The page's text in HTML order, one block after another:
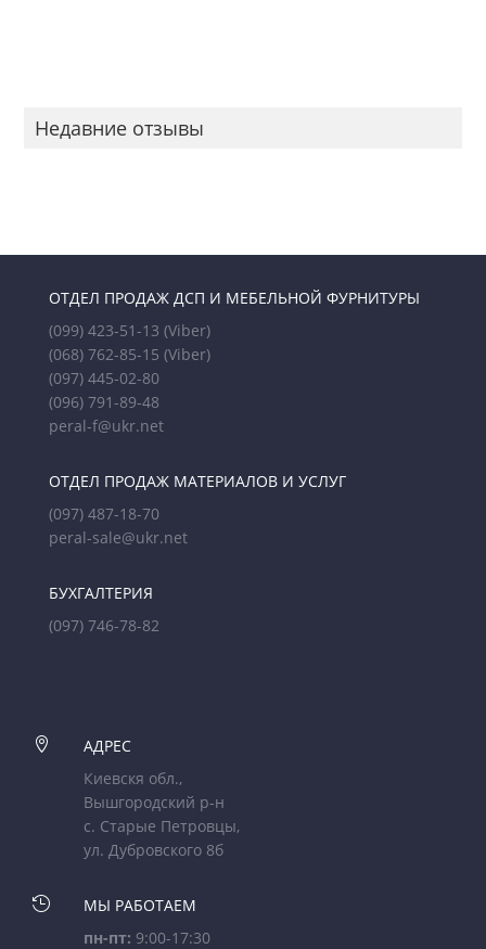
Недавние отзывы
ОТДЕЛ ПРОДАЖ ДСП И МЕБЕЛЬНОЙ ФУРНИТУРЫ
(099) 423-51-13 (Viber)
(068) 762-85-15 (Viber)
(097) 445-02-80
(096) 791-89-48
peral-f@ukr.net
ОТДЕЛ ПРОДАЖ МАТЕРИАЛОВ И УСЛУГ
(097) 487-18-70
peral-sale@ukr.net
БУХГАЛТЕРИЯ
(097) 746-78-82

АДРЕС
Киевскя обл.,
Вышгородский р-н
с. Старые Петровцы,
ул. Дубровского 8б

МЫ РАБОТАЕМ
пн-пт: 9:00-17:30